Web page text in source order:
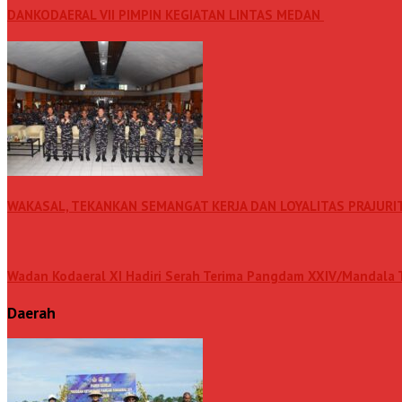
DANKODAERAL VII PIMPIN KEGIATAN LINTAS MEDAN
WAKASAL, TEKANKAN SEMANGAT KERJA DAN LOYALITAS
Wadan Kodaeral XI Hadiri Serah Terima Pangdam XXIV/Mandala
Daerah